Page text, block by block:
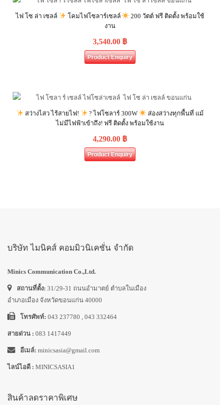
ไฟ โซ ล่า เซลล์ โคมไฟโซลาร์เซลล์
200 วัตต์ ฟรี ติดตั้ง พร้อมใช้
งาน
3,540.00 ฿
Product Enquiry
สว่างไสว ไร้สายไฟ! ? ไฟโซลาร์ 300W
ส่องสว่างทุกพื้นที่ แม้
ไม่มีไฟฟ้าเข้าถึง! ฟรี ติดตั้ง พร้อมใช้งาน
4,290.00 ฿
Product Enquiry
บริษัท ไมนิคส์ คอมมิวนิเคชั่น จำกัด
Minics Communication Co.,Ltd.
สถานที่ตั้ง: 31/29-31 ถนนอำมาตย์ ตำบลในเมือง
อำเภอเมือง จังหวัดขอนแก่น 40000
โทรศัพท์: 043 237780 , 043 332464
สายด่วน : 083 1417449
อีเมล์: minicsasia@gmail.com
ไลน์ไอดี : MINICSASIA1
สินค้าลดราคาพิเศษ